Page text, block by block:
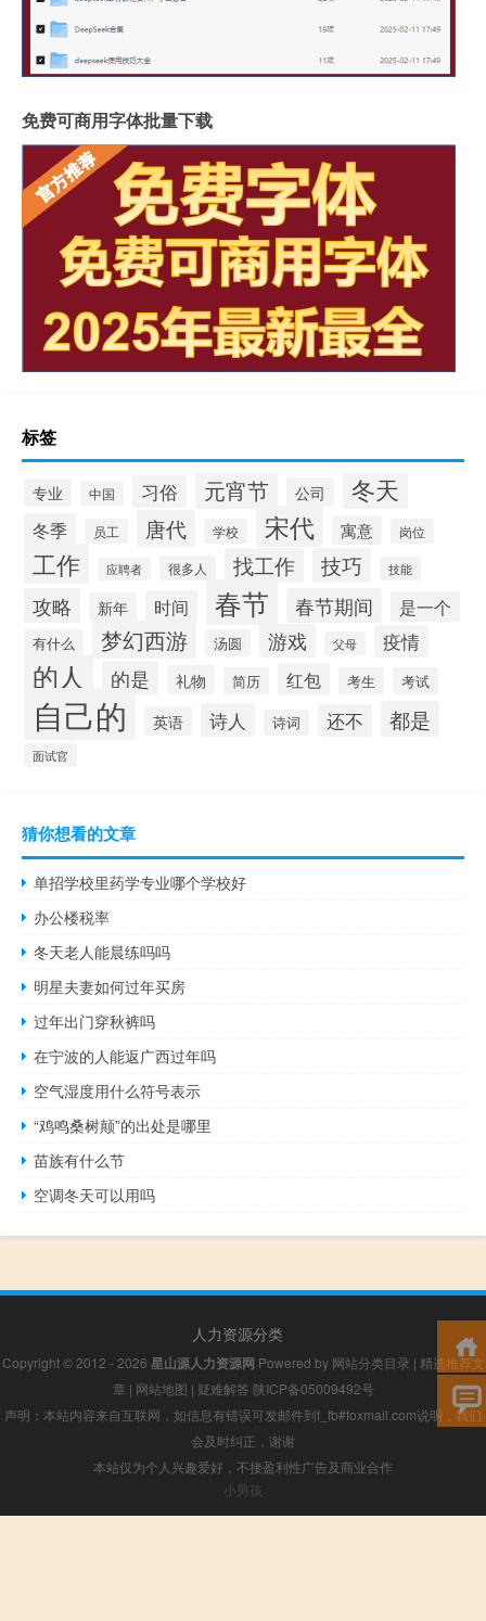
免费可商用字体批量下载
标签
专业 中国 习俗 元宵节 公司 冬天
冬季 员工 唐代 学校 宋代 寓意 岗位
工作 应聘者 很多人 找工作 技巧 技能
攻略 新年 时间 春节 春节期间 是一个
有什么 梦幻西游 汤圆 游戏 父母 疫情
的人 的是 礼物 简历 红包 考生 考试
自己的 英语 诗人 诗词 还不 都是
面试官
猜你想看的文章
单招学校里药学专业哪个学校好
办公楼税率
冬天老人能晨练吗吗
明星夫妻如何过年买房
过年出门穿秋裤吗
在宁波的人能返广西过年吗
空气湿度用什么符号表示
“鸡鸣桑树颠”的出处是哪里
苗族有什么节
空调冬天可以用吗
人力资源分类
Copyright © 2012 - 2026 星山源人力资源网 Powered by 网站分类目录 | 精选推荐文
章 | 网站地图 | 疑难解答 陕ICP备05009492号
声明：本站内容来自互联网，如信息有错误可发邮件到f_fb#foxmail.com说明，我们
会及时纠正，谢谢
本站仅为个人兴趣爱好，不接盈利性广告及商业合作
小男孩